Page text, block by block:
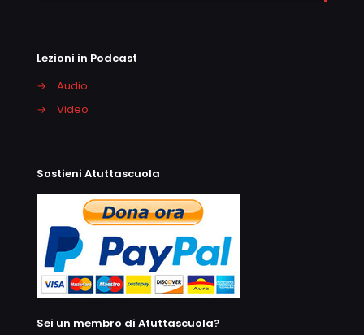
Lezioni in Podcast
→
Audio
→
Video
Sostieni Atuttascuola
Sei un membro di Atuttascuola?